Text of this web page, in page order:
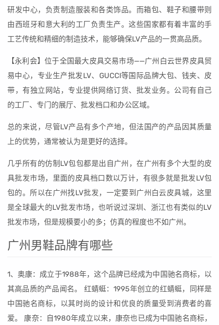
研发中心，负责制造服装和各类饰品。而箱包、鞋子和腰带则
由西班牙和意大利的工厂负责生产。这些国家都有着丰富的手
工艺传统和精细的制造技术，能够确保LV产品的一贯高品质。
【永利会】位于全国最大皮具交易市场——广州白云世界皮具贸
易中心，专业生产批发LV、GUCCI等国际品牌大包、钱夹、皮
带，有独立网站，专业提供网络订货、批发业务。公司有自己
的工厂、专门的展厅、批发档口和办公区域。
总的来说，尽管LV产品有多个产地，但法国产的产品因其质量
上的优势，通常被认为是更好的选择。
几乎所有的仿制LV包包都是出自广州，在广州有多个大型的皮
具批发市场，里面的皮具档口数以万计，有很多就是批发LV包
包的。所以在广州找LV批发，一定要到广州白云皮具城，这里
是全球最大的LV批发市场，也听说过深圳、浙江也有类似的LV
批发市场，但是规模要小的多；仿真的程度也不如广州。
广州男鞋品牌有哪些
1、奥康：成立于1988年，这个品牌已经成为中国驰名商标，以
其高品质的产品闻名。 红蜻蜓：1995年创立的红蜻蜓，同样是
中国驰名商标，以其时尚的设计和优良的质量受到消费者的喜
爱。 康奈：自1980年成立以来，康奈也已成为中国驰名商标，